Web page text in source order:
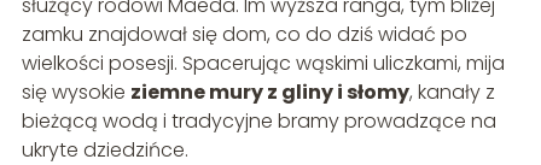
zamku znajdował się dom, co do dziś widać po
wielkości posesji. Spacerując wąskimi uliczkami, mija
się wysokie ziemne mury z gliny i słomy, kanały z
bieżącą wodą i tradycyjne bramy prowadzące na
ukryte dziedzińce.